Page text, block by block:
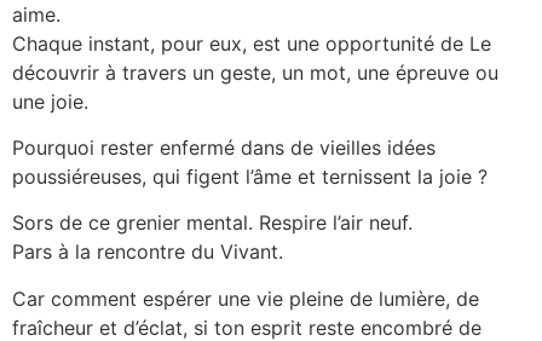
aime.
Chaque instant, pour eux, est une opportunité de Le
découvrir à travers un geste, un mot, une épreuve ou
une joie.
Pourquoi rester enfermé dans de vieilles idées
poussiéreuses, qui figent l’âme et ternissent la joie ?
Sors de ce grenier mental. Respire l’air neuf.
Pars à la rencontre du Vivant.
Car comment espérer une vie pleine de lumière, de
fraîcheur et d’éclat, si ton esprit reste encombré de